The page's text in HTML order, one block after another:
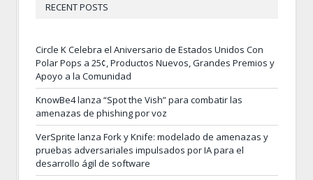
RECENT POSTS
Circle K Celebra el Aniversario de Estados Unidos Con
Polar Pops a 25¢, Productos Nuevos, Grandes Premios y
Apoyo a la Comunidad
KnowBe4 lanza “Spot the Vish” para combatir las
amenazas de phishing por voz
VerSprite lanza Fork y Knife: modelado de amenazas y
pruebas adversariales impulsados por IA para el
desarrollo ágil de software